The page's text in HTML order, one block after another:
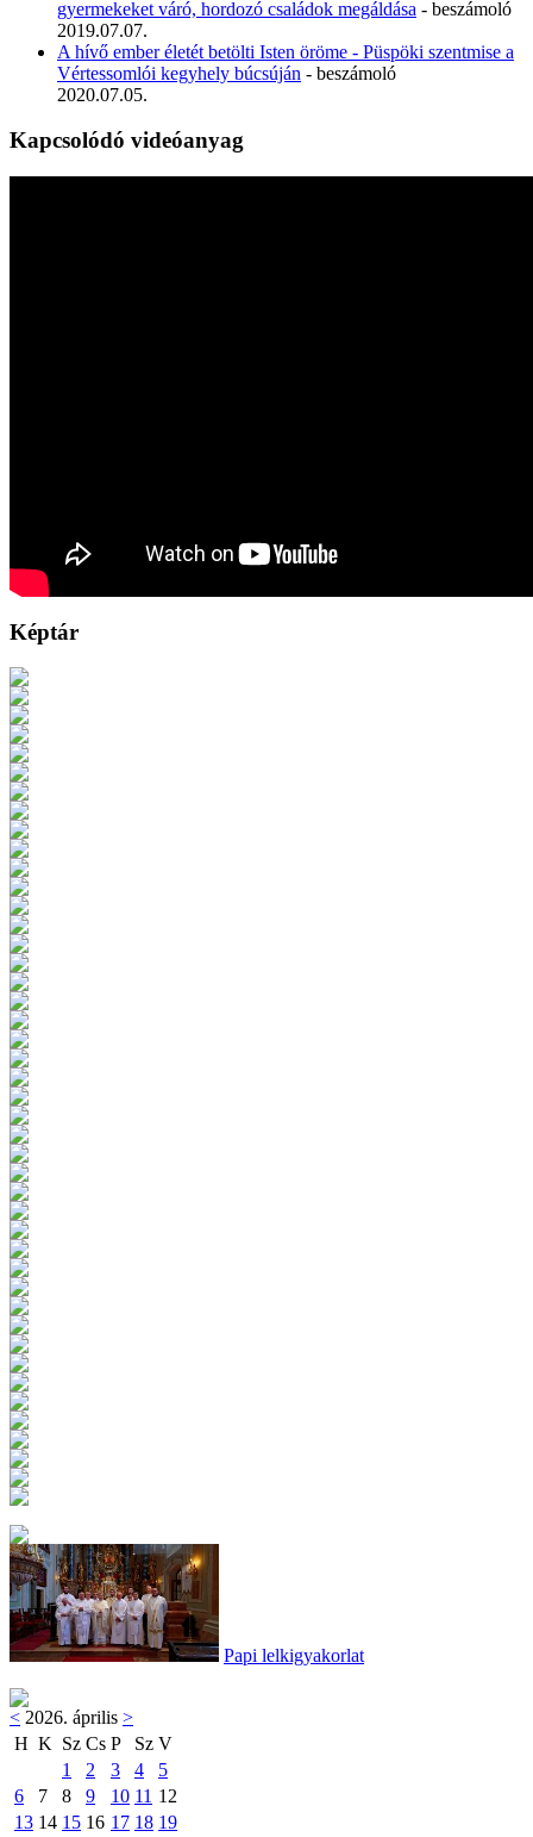
gyermekeket váró, hordozó családok megáldása - beszámoló
2019.07.07.
A hívő ember életét betölti Isten öröme - Püspöki szentmise a
Vértessomlói kegyhely búcsúján - beszámoló
2020.07.05.
Kapcsolódó videóanyag
Képtár
Papi lelkigyakorlat
< 2026. április >
H K Sz Cs P Sz V
1
2 3 4
5
6
7 8 9 10 11 12
13 14 15 16 17 18 19